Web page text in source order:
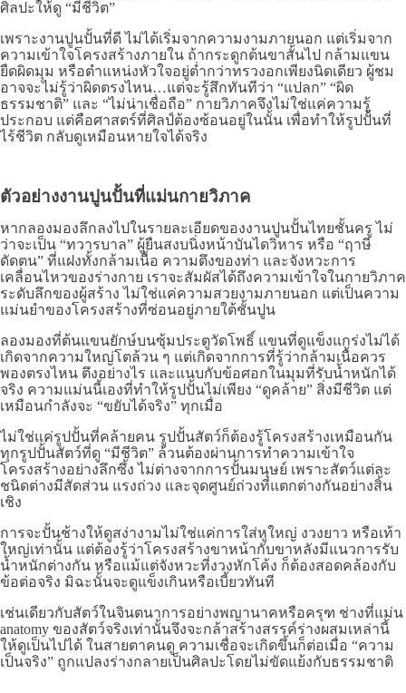
ศิลปะให้ดู “มีชีวิต”
เพราะงานปูนปั้นที่ดี ไม่ได้เริ่มจากความงามภายนอก แต่เริ่มจาก
ความเข้าใจโครงสร้างภายใน ถ้ากระดูกต้นขาสั้นไป กล้ามแขน
ยืดผิดมุม หรือตำแหน่งหัวใจอยู่ต่ำกว่าทรวงอกเพียงนิดเดียว ผู้ชม
อาจจะไม่รู้ว่าผิดตรงไหน…แต่จะรู้สึกทันทีว่า “แปลก” “ผิด
ธรรมชาติ” และ “ไม่น่าเชื่อถือ” กายวิภาคจึงไม่ใช่แค่ความรู้
ประกอบ แต่คือศาสตร์ที่ศิลป์ต้องซ้อนอยู่ในนั้น เพื่อทำให้รูปปั้นที่
ไร้ชีวิต กลับดูเหมือนหายใจได้จริง
ตัวอย่างงานปูนปั้นที่แม่นกายวิภาค
หากลองมองลึกลงไปในรายละเอียดของงานปูนปั้นไทยชั้นครู ไม่
ว่าจะเป็น “ทวารบาล” ผู้ยืนสงบนิ่งหน้าบันไดวิหาร หรือ “ฤาษี
ดัดตน” ที่แฝงทั้งกล้ามเนื้อ ความตึงของท่า และจังหวะการ
เคลื่อนไหวของร่างกาย เราจะสัมผัสได้ถึงความเข้าใจในกายวิภาค
ระดับลึกของผู้สร้าง ไม่ใช่แค่ความสวยงามภายนอก แต่เป็นความ
แม่นยำของโครงสร้างที่ซ่อนอยู่ภายใต้ชั้นปูน
ลองมองที่ต้นแขนยักษ์บนซุ้มประตูวัดโพธิ์ แขนที่ดูแข็งแกร่งไม่ได้
เกิดจากความใหญ่โตล้วน ๆ แต่เกิดจากการที่รู้ว่ากล้ามเนื้อควร
พองตรงไหน ตึงอย่างไร และแนบกับข้อศอกในมุมที่รับน้ำหนักได้
จริง ความแม่นนี้เองที่ทำให้รูปปั้นไม่เพียง “ดูคล้าย” สิ่งมีชีวิต แต่
เหมือนกำลังจะ “ขยับได้จริง” ทุกเมื่อ
ไม่ใช่แค่รูปปั้นที่คล้ายคน รูปปั้นสัตว์ก็ต้องรู้โครงสร้างเหมือนกัน
ทุกรูปปั้นสัตว์ที่ดู “มีชีวิต” ล้วนต้องผ่านการทำความเข้าใจ
โครงสร้างอย่างลึกซึ้ง ไม่ต่างจากการปั้นมนุษย์ เพราะสัตว์แต่ละ
ชนิดต่างมีสัดส่วน แรงถ่วง และจุดศูนย์ถ่วงที่แตกต่างกันอย่างสิ้น
เชิง
การจะปั้นช้างให้ดูสง่างามไม่ใช่แค่การใส่หูใหญ่ งวงยาว หรือเท้า
ใหญ่เท่านั้น แต่ต้องรู้ว่าโครงสร้างขาหน้ากับขาหลังมีแนวการรับ
น้ำหนักต่างกัน หรือแม้แต่จังหวะที่งวงหักโค้ง ก็ต้องสอดคล้องกับ
ข้อต่อจริง มิฉะนั้นจะดูแข็งเกินหรือเบี้ยวทันที
เช่นเดียวกับสัตว์ในจินตนาการอย่างพญานาคหรือครุฑ ช่างที่แม่น
anatomy ของสัตว์จริงเท่านั้นจึงจะกล้าสร้างสรรค์ร่างผสมเหล่านี้
ให้ดูเป็นไปได้ ในสายตาคนดู ความเชื่อจะเกิดขึ้นก็ต่อเมื่อ “ความ
เป็นจริง” ถูกแปลงร่างกลายเป็นศิลปะโดยไม่ขัดแย้งกับธรรมชาติ